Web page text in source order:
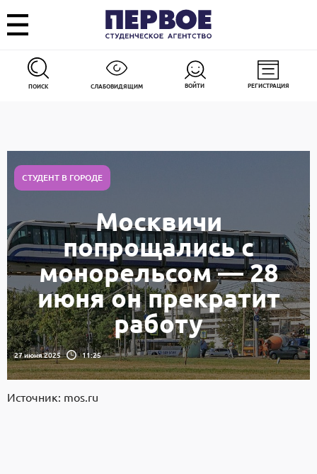
ПОИСК СЛАБОВИДЯЩИМ ВОЙТИ РЕГИСТРАЦИЯ
СТУДЕНТ В ГОРОДЕ
Москвичи
попрощались с
монорельсом — 28
июня он прекратит
работу
27 июня 2025 11:25
Источник: mos.ru